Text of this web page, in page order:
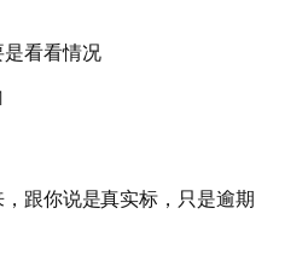
看看情况
跟你说是真实标，只是逾期